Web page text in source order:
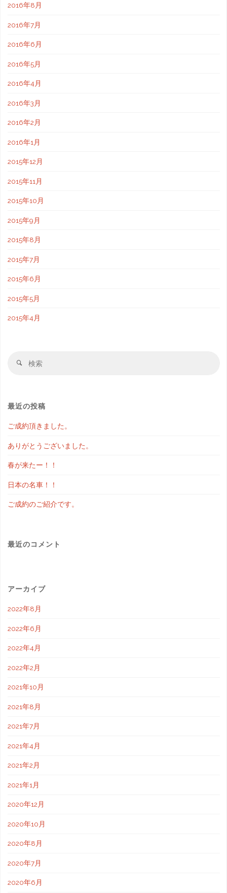
2016年8月
2016年7月
2016年6月
2016年5月
2016年4月
2016年3月
2016年2月
2016年1月
2015年12月
2015年11月
2015年10月
2015年9月
2015年8月
2015年7月
2015年6月
2015年5月
2015年4月
最近の投稿
ご成約頂きました。
ありがとうございました。
春が来たー！！
日本の名車！！
ご成約のご紹介です。
最近のコメント
アーカイブ
2022年8月
2022年6月
2022年4月
2022年2月
2021年10月
2021年8月
2021年7月
2021年4月
2021年2月
2021年1月
2020年12月
2020年10月
2020年8月
2020年7月
2020年6月